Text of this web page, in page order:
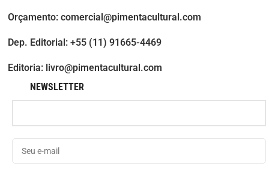
Orçamento: comercial@pimentacultural.com
Dep. Editorial: +55 (11) 91665-4469
Editoria: livro@pimentacultural.com
NEWSLETTER